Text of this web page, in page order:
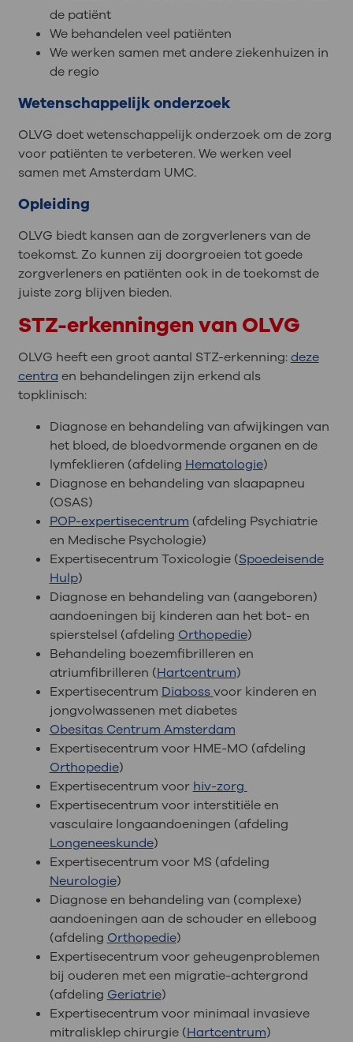
de patiënt
We behandelen veel patiënten
We werken samen met andere ziekenhuizen in
de regio
Wetenschappelijk onderzoek
OLVG doet wetenschappelijk onderzoek om de zorg
voor patiënten te verbeteren. We werken veel
samen met Amsterdam UMC.
Opleiding
OLVG biedt kansen aan de zorgverleners van de
toekomst. Zo kunnen zij doorgroeien tot goede
zorgverleners en patiënten ook in de toekomst de
juiste zorg blijven bieden.
STZ-erkenningen van OLVG
OLVG heeft een groot aantal STZ-erkenning:deze
centra en behandelingen zijn erkend als
topklinisch:
Diagnose en behandeling van afwijkingen van
het bloed, de bloedvormende organen en de
lymfeklieren (afdeling Hematologie)
Diagnose en behandeling van slaapapneu
(OSAS)
POP-expertisecentrum (afdeling Psychiatrie
en Medische Psychologie)
Expertisecentrum Toxicologie (Spoedeisende
Hulp)
Diagnose en behandeling van (aangeboren)
aandoeningen bij kinderen aan het bot- en
spierstelsel (afdeling Orthopedie)
Behandeling boezemfibrilleren en
atriumfibrilleren (Hartcentrum)
Expertisecentrum Diabossvoor kinderen en
jongvolwassenen met diabetes
Obesitas Centrum Amsterdam
Expertisecentrum voor HME-MO (afdeling
Orthopedie)
Expertisecentrum voor hiv-zorg
Expertisecentrum voor interstitiële en
vasculaire longaandoeningen (afdeling
Longeneeskunde)
Expertisecentrum voor MS (afdeling
Neurologie)
Diagnose en behandeling van (complexe)
aandoeningen aan de schouder en elleboog
(afdeling Orthopedie)
Expertisecentrum voor geheugenproblemen
bij ouderen met een migratie-achtergrond
(afdeling Geriatrie)
Expertisecentrum voor minimaal invasieve
mitralisklep chirurgie (Hartcentrum)